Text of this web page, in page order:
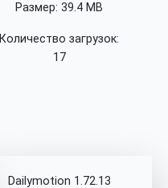
Размер: 39.4 MB
Количество загрузок:
17
Dailymotion 1.72.13